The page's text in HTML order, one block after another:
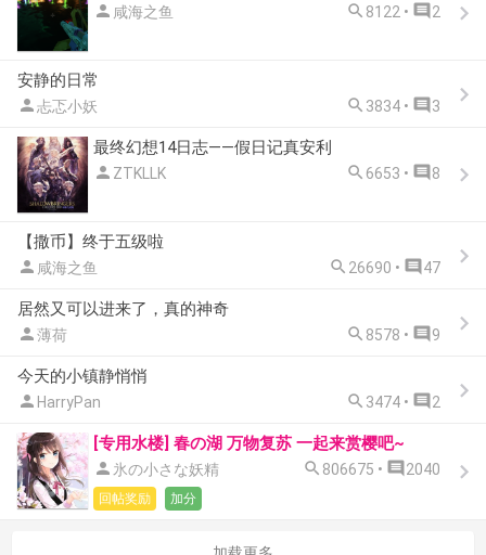
 咸海之鱼  8122 •  2
安静的日常
忐忑小妖  3834 •  3
最终幻想14日志——假日记真安利
 ZTKLLK  6653 •  8
【撒币】终于五级啦
 咸海之鱼  26690 •  47
居然又可以进来了，真的神奇
薄荷  8578 •  9
今天的小镇静悄悄
 HarryPan  3474 •  2
[专用水楼] 春の湖 万物复苏 一起来赏樱吧~
氷の小さな妖精  806675 •  2040
回帖奖励 加分